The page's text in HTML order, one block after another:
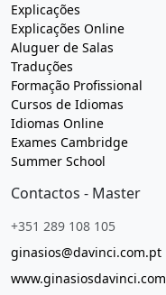
Explicações
Explicações Online
Aluguer de Salas
Traduções
Formação Profissional
Cursos de Idiomas
Idiomas Online
Exames Cambridge
Summer School
Contactos - Master
+351 289 108 105
ginasios@davinci.com.pt
www.ginasiosdavinci.com